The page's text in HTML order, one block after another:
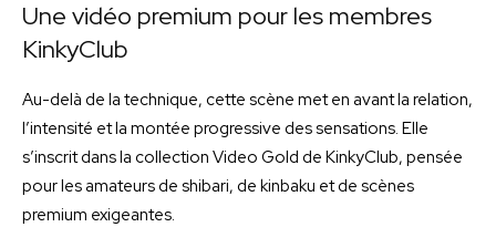
Une vidéo premium pour les membres
KinkyClub
Au-delà de la technique, cette scène met en avant la relation,
l’intensité et la montée progressive des sensations. Elle
s’inscrit dans la collection Video Gold de KinkyClub, pensée
pour les amateurs de shibari, de kinbaku et de scènes
premium exigeantes.